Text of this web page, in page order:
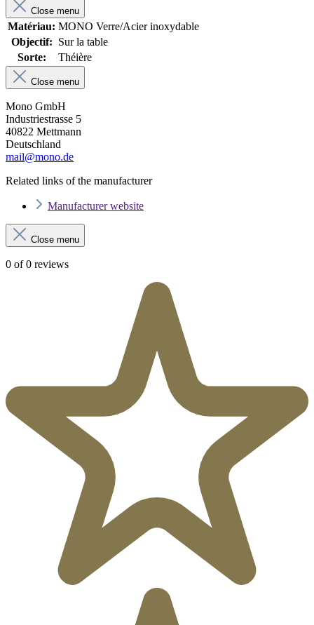
Close menu
Matériau: MONO Verre/Acier inoxydable
Objectif: Sur la table
Sorte:
Théière
Close menu
Mono GmbH
Industriestrasse 5
40822 Mettmann
Deutschland
mail@mono.de
Related links of the manufacturer
Manufacturer website
Close menu
0 of 0 reviews